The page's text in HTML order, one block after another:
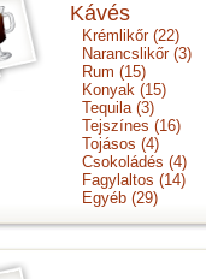
Kávés
Krémlikőr(22)
Narancslikőr(3)
Rum (15)
Konyak (15)
Tequila(3)
Tejszínes (16)
Tojásos (4)
Csokoládés (4)
Fagylaltos (14)
Egyéb (29)